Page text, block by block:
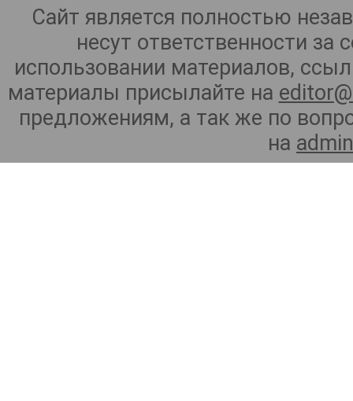
Сайт является полностью
несут ответственности
использовании материалов,
материалы присылайте на
предложениям, а так же по
на